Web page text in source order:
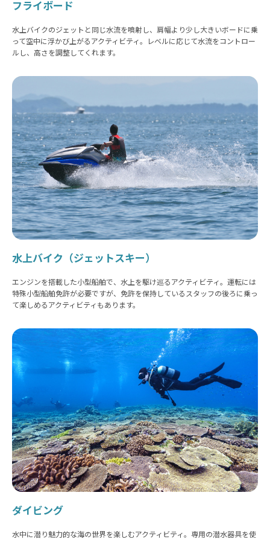
フライボード
水上バイクのジェットと同じ水流を噴射し、肩幅より少し大きいボードに乗
って空中に浮かび上がるアクティビティ。レベルに応じて水流をコントロー
ルし、高さを調整してくれます。
水上バイク（ジェットスキー）
エンジンを搭載した小型船舶で、水上を駆け巡るアクティビティ。運転には
特殊小型船舶免許が必要ですが、免許を保持しているスタッフの後ろに乗っ
て楽しめるアクティビティもあります。
ダイビング
水中に潜り魅力的な海の世界を楽しむアクティビティ。専用の潜水器具を使